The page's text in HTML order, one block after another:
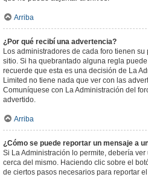
Arriba
¿Por qué recibí una advertencia?
Los administradores de cada foro tienen
sitio. Si ha quebrantado alguna regla
recuerde que esta es una decisión de La
Limited no tiene nada que ver con las
Comuníquese con La Administración del
advertido.
Arriba
¿Cómo se puede reportar un mensaje a
Si La Administración lo permite, debería
cerca del mismo. Haciendo clic sobre el
de ciertos pasos necesarios para reportar